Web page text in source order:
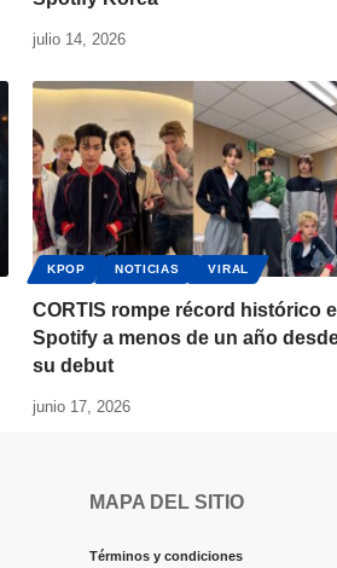
julio 14, 2026
KPOP NOTICIAS VIRAL
CORTIS rompe récord histórico
Spotify a menos de un año
su debut
junio 17, 2026
MAPA DEL SITIO
Términos y condiciones